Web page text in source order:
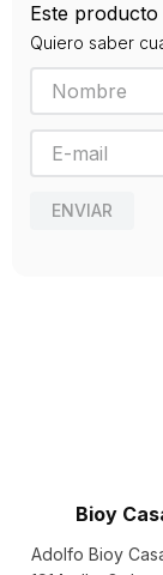
2012
Este
Quiero saber
ENVIAR
Bioy
Adolfo Bioy